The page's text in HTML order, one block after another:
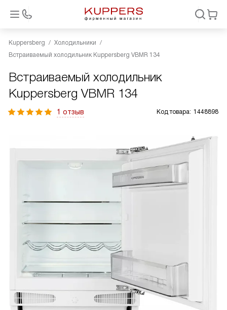
Kuppersberg
Холодильники
Встраиваемый холодильник Kuppersberg VBMR 134
Встраиваемый холодильник
Kuppersberg VBMR 134
1 отзыв Код товара: 1448898